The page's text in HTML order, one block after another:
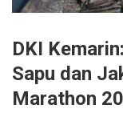
DKI
Sapu dan
Marathon